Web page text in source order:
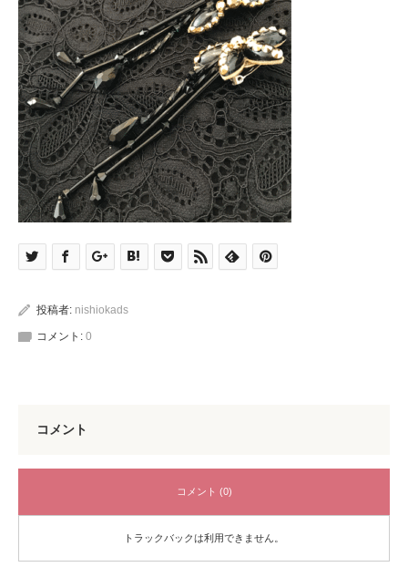
投稿者: nishiokads
コメント: 0
コメント
コメント (0)
トラックバックは利用できません。